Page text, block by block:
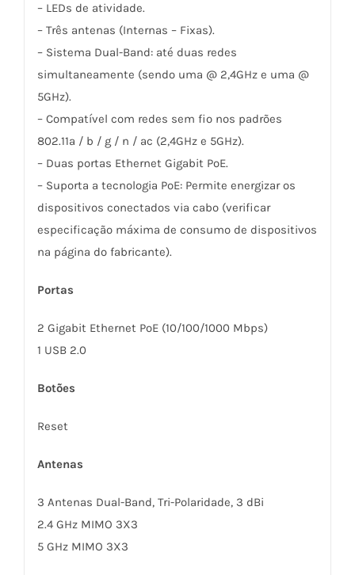
– LEDs de atividade.
– Três antenas (Internas – Fixas).
– Sistema Dual-Band: até duas redes
simultaneamente (sendo uma @ 2,4GHz e uma @
5GHz).
– Compatível com redes sem fio nos padrões
802.11a / b / g / n / ac (2,4GHz e 5GHz).
– Duas portas Ethernet Gigabit PoE.
– Suporta a tecnologia PoE: Permite energizar os
dispositivos conectados via cabo (verificar
especificação máxima de consumo de dispositivos
na página do fabricante).
Portas
2 Gigabit Ethernet PoE (10/100/1000 Mbps)
1 USB 2.0
Botões
Reset
Antenas
3 Antenas Dual-Band, Tri-Polaridade, 3 dBi
2.4 GHz MIMO 3X3
5 GHz MIMO 3X3